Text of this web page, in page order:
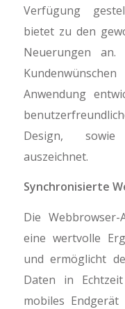
Verfügung
bietet zu den
Neuerungen an.
Anwendung
Design, sowie
auszeichnet.
Synchronisierte
Die
eine wertvolle
und ermöglicht
Daten in
mobiles